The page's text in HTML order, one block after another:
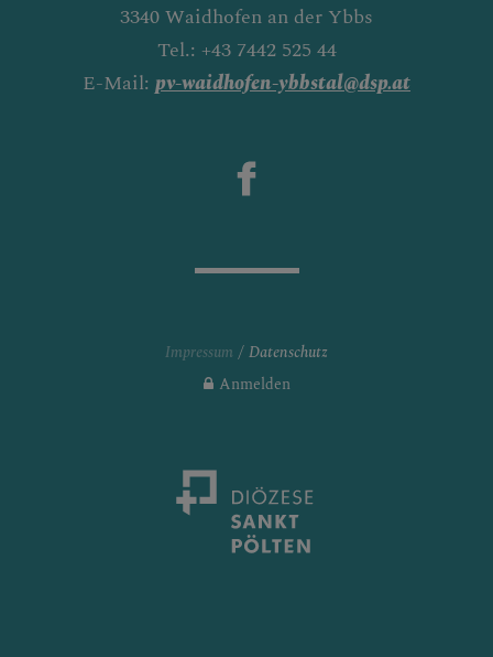
3340 Waidhofen an der Ybbs
Tel.: +43 7442 525 44
E-Mail: pv-waidhofen-ybbstal@dsp.at
Impressum
Datenschutz
Anmelden